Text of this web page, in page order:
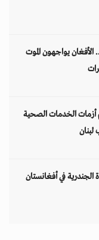
الأفغان يواجهون الموت
الخدمات الصحية
في أفغانستان